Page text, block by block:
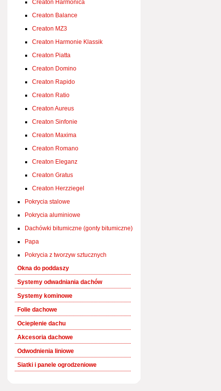
Creaton Harmonica
Creaton Balance
Creaton MZ3
Creaton Harmonie Klassik
Creaton Piatta
Creaton Domino
Creaton Rapido
Creaton Ratio
Creaton Aureus
Creaton Sinfonie
Creaton Maxima
Creaton Romano
Creaton Eleganz
Creaton Gratus
Creaton Herzziegel
Pokrycia stalowe
Pokrycia aluminiowe
Dachówki bitumiczne (gonty bitumiczne)
Papa
Pokrycia z tworzyw sztucznych
Okna do poddaszy
Systemy odwadniania dachów
Systemy kominowe
Folie dachowe
Ocieplenie dachu
Akcesoria dachowe
Odwodnienia liniowe
Siatki i panele ogrodzeniowe